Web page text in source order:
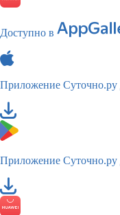
Доступно в
Приложение Суточно.ру
Приложение Суточно.ру